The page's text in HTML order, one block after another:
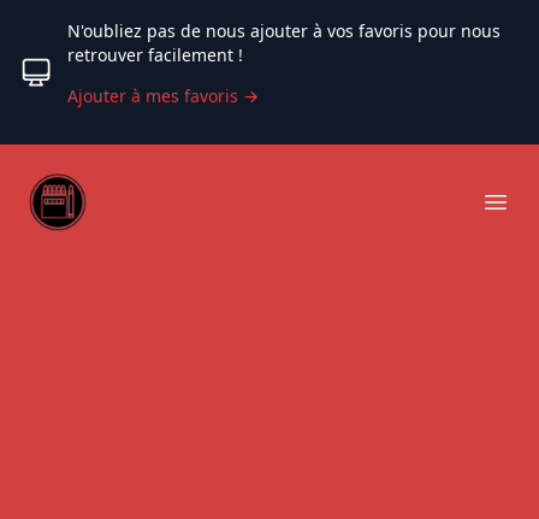
N'oubliez pas de nous ajouter à vos favoris pour nous
retrouver facilement !
Ajouter à mes favoris →
Web coloriage